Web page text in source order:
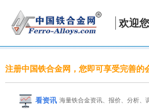
欢迎
注册中国铁合金网，您即可享受完善的
看资讯 海量铁合金资讯、报价、分析、